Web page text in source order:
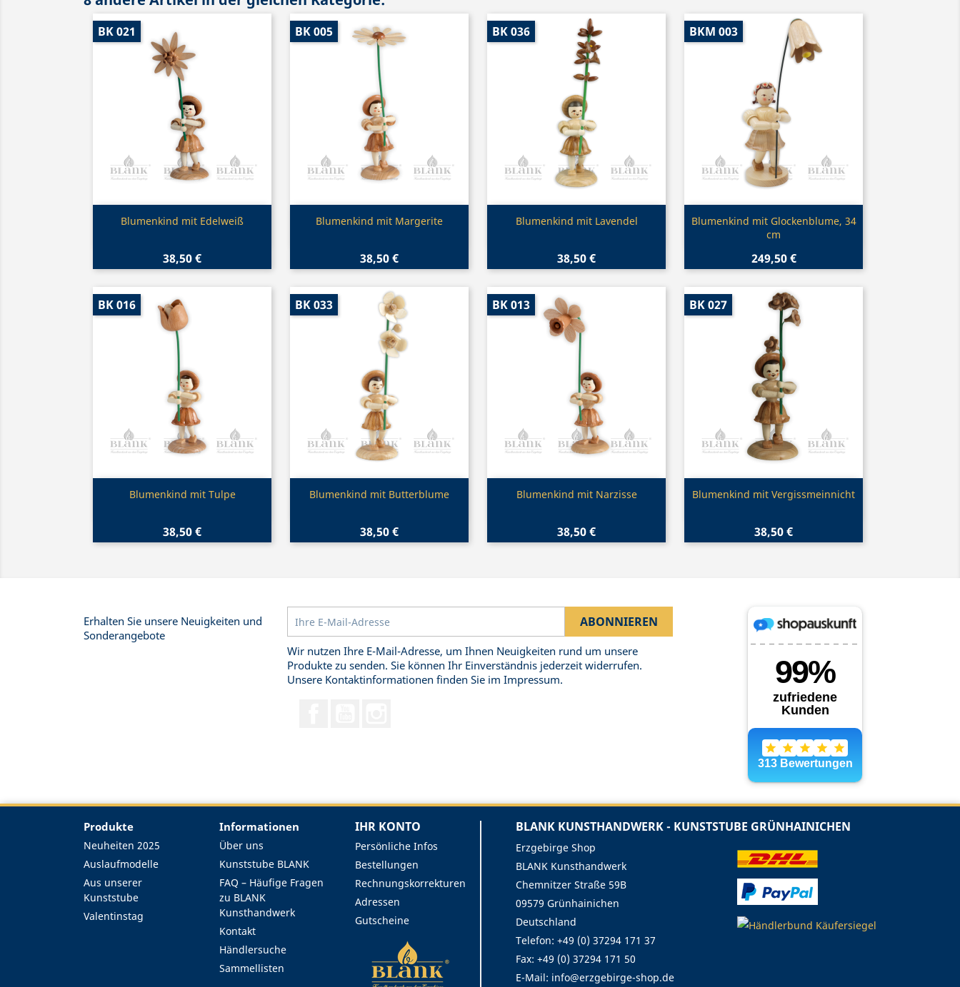
Vorschau
Blumenkind mit Edelweiß
38,50 €
BK 021
Vorschau
Blumenkind mit Margerite
38,50 €
BK 005
Vorschau
Blumenkind mit Lavendel
38,50 €
BK 036
Vorschau
Blumenkind mit Glockenblume, 34
cm
249,50 €
BKM 003
Vorschau
Blumenkind mit Tulpe
38,50 €
BK 016
Vorschau
Blumenkind mit Butterblume
38,50 €
BK 033
Vorschau
Blumenkind mit Narzisse
38,50 €
BK 013
Vorschau
Blumenkind mit Vergissmeinnicht
38,50 €
BK 027
Erhalten Sie unsere Neuigkeiten und
Sonderangebote
Wir nutzen Ihre E-Mail-Adresse, um Ihnen Neuigkeiten rund um unsere
Produkte zu senden. Sie können Ihr Einverständnis jederzeit widerrufen.
Unsere Kontaktinformationen finden Sie im Impressum.
Produkte
Neuheiten 2025
Auslaufmodelle
Aus unserer
Kunststube
Valentinstag
Informationen
Über uns
Kunststube BLANK
FAQ – Häufige Fragen
zu BLANK
Kunsthandwerk
Kontakt
Händlersuche
Sammellisten
IHR KONTO
Persönliche Infos
Bestellungen
Rechnungskorrekturen
Adressen
Gutscheine
BLANK KUNSTHANDWERK - KUNSTSTUBE GRÜNHAINICHEN
Erzgebirge Shop
BLANK Kunsthandwerk
Chemnitzer Straße 59B
09579 Grünhainichen
Deutschland
Telefon: +49 (0) 37294 171 37
Fax: +49 (0) 37294 171 50
E-Mail: info@erzgebirge-shop.de